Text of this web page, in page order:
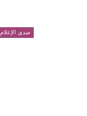
صدى الإعلام